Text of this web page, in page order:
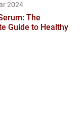
2024
The
Guide to Healthy